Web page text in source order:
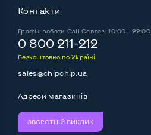
Контакти
Графік роботи Call Center: 10:00 - 22:00
0 800 211-212
Безкоштовно по Україні
sales@chipchip.ua
Адреси магазинів
ЗВОРОТНІЙ ВИКЛИК